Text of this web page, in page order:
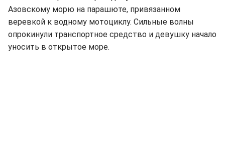
Азовскому морю на парашюте, привязанном
веревкой к водному мотоциклу. Сильные волны
опрокинули транспортное средство и девушку начало
уносить в открытое море.